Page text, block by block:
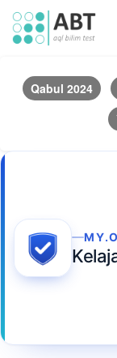
Qabul 2024